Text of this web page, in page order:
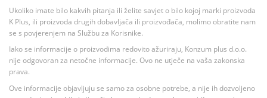
Ukoliko imate bilo kakvih pitanja ili želite savjet o bilo kojoj marki proizvoda
K Plus, ili proizvoda drugih dobavljača ili proizvođača, molimo obratite nam
se s povjerenjem na Službu za Korisnike.
Iako se informacije o proizvodima redovito ažuriraju, Konzum plus d.o.o.
nije odgovoran za netočne informacije. Ovo ne utječe na vaša zakonska
prava.
Ove informacije objavljuju se samo za osobne potrebe, a nije ih dozvoljeno